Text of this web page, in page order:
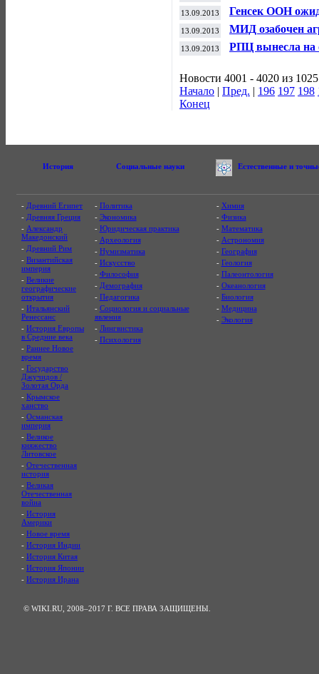
13.09.2013
Генсек ООН
факт
13.09.2013
МИД озабочен
меньшинств
13.09.2013
РПЦ вынесла на
Новости 4001 - 4020 из
Начало | Пред. | 196 197 198
Конец
История Социальные науки Естественные и
- Древний Египет
- Древняя Греция
- Александр
Македонский
- Древний Рим
- Византийская
империя
- Великие
географические
открытия
- Итальянский
Ренессанс
- История Европы
в Средние века
- Раннее Новое
время
- Государство
Джучидов /
Золотая Орда
- Крымское
ханство
- Османская
империя
- Великое
княжество
Литовское
- Отечественная
история
- Великая
Отечественная
война
- История
Америки
- Новое время
- История Индии
- История Китая
- История Японии
- История Ирана
- Политика
- Экономика
- Юридическая практика
- Археология
- Нумизматика
- Искусство
- Философия
- Демография
- Педагогика
- Социология и социальные
явления
- Лингвистика
- Психология
- Химия
- Физика
- Математика
- Астрономия
- География
- Геология
- Палеонтология
- Океанология
- Биология
- Медицина
- Экология
© WIKI.RU, 2008–2017 Г. ВСЕ ПРАВА ЗАЩИЩЕНЫ.